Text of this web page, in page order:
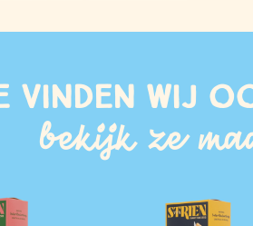
vinden wij
bekijk ze